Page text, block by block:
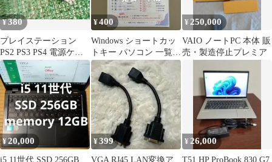
¥380
プレイステーション
PS2 PS3 PS4 電源ケー
ブル 電源コード 新品
¥400
Windows ショートカッ
トキー パソコン 一覧表
中級 ラミネート
¥ 250,000
VAIO ノートPC 本体 販
売・製造停止プレミア
¥20,000
i5 11世代 SSD 256GB
¥399
VGA RJ45 LAN変換ア
¥26,000
T51 HP ProBook 830 G7